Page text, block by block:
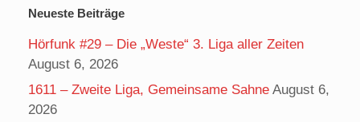
Neueste Beiträge
Hörfunk #29 – Die „Weste“ 3. Liga aller Zeiten
August 6, 2026
1611 – Zweite Liga, Gemeinsame Sahne August 6,
2026